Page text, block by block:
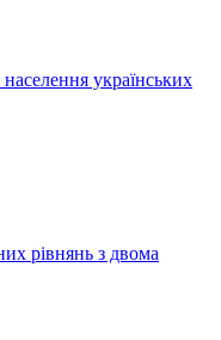
українських
рівнянь з двома